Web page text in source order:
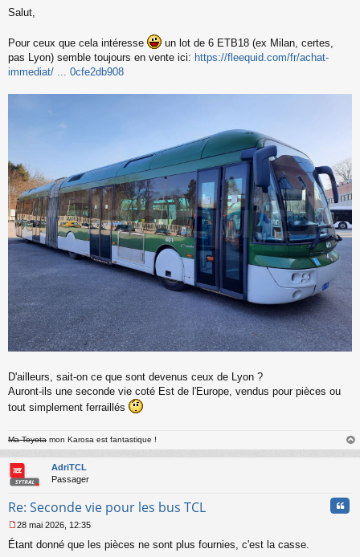
e
a
g
e
Salut,
Pour ceux que cela intéresse
un lot de 6 ETB18 (ex Milan, certes,
pas Lyon) semble toujours en vente ici: https://fleequid.com/fr/achat-
immediat/ ... 0cfe2db908
D'ailleurs, sait-on ce que sont devenus ceux de Lyon ?
Auront-ils une seconde vie coté Est de l'Europe, vendus pour pièces ou
tout simplement ferraillés
Ma Toyota mon Karosa est fantastique !
au
AdriTCL
Passager
Re: Seconde vie pour les bus TCL
e
28 mai 2026, 12:35
Étant donné que les pièces ne sont plus fournies, c'est la casse.